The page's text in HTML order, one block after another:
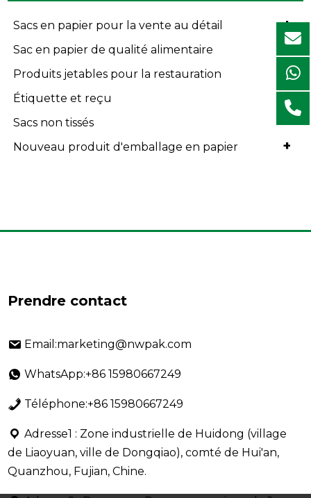
+
Sacs en papier pour la vente au détail
+
Sac en papier de qualité alimentaire
+
Produits jetables pour la restauration
+
Étiquette et reçu
+
Sacs non tissés
+
Nouveau produit d'emballage en papier
Prendre contact
Email:marketing@nwpak.com
WhatsApp:+86 15980667249
Téléphone:+86 15980667249
Adresse1 : Zone industrielle de Huidong (village
de Liaoyuan, ville de Dongqiao), comté de Hui'an,
Quanzhou, Fujian, Chine.